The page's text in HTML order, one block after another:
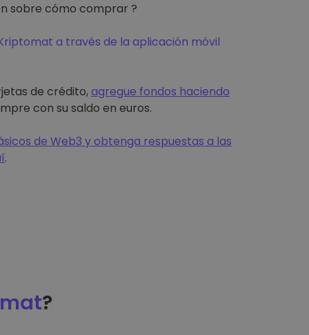
sobre cómo comprar ?
a través de la aplicación móvil
de crédito,agregue fondos haciendo
con su saldo en euros.
de Web3 y obtenga respuestas a las
.
?